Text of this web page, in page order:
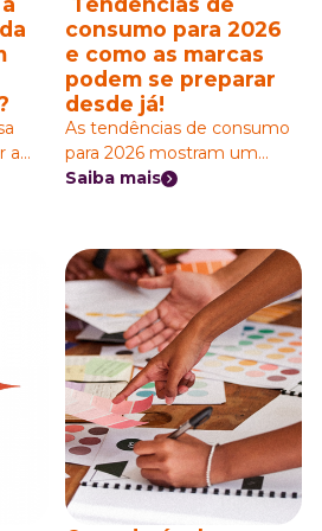
a
consumo para 2026
e como as marcas
podem se preparar
desde já!
As tendências de consumo
para 2026 mostram um
cenário onde o futuro do
como as pessoas se
relacionam com as marcas.
O comportamento de
compra está mais orientado
por contexto, racional e, ao
mesmo tempo, emocional
— vamos explicar mais
sobre isso abaixo.
Saiba mais